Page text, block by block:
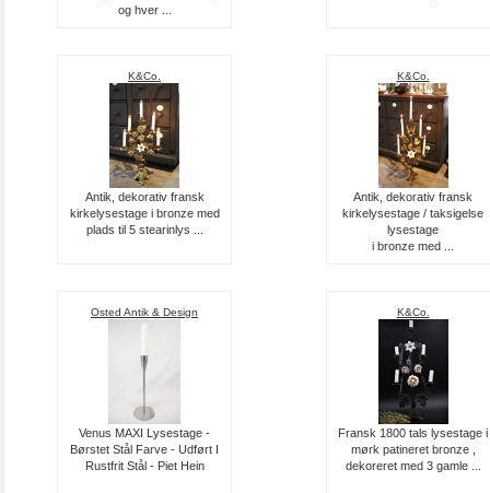
og hver ...
K&Co.
Antik, dekorativ fransk
kirkelysestage i bronze med
plads til 5 stearinlys ...
K&Co.
Antik, dekorativ fransk
kirkelysestage / taksigelse
lysestage
i bronze med ...
Osted Antik & Design
Venus MAXI Lysestage -
Børstet Stål Farve - Udført I
Rustfrit Stål - Piet Hein
K&Co.
Fransk 1800 tals lysestage i
mørk patineret bronze ,
dekoreret med 3 gamle ...